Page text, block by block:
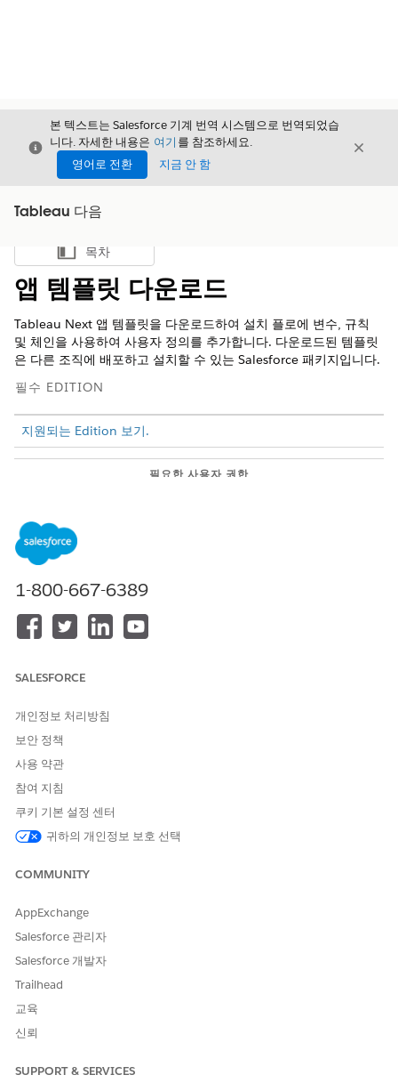
닫기
본 텍스트는 Salesforce 기계 번역 시스템으로 번역되었습
니다. 자세한 내용은 여기 를 참조하세요.
영어로 전환
지금 안 함
닫기
Tableau 다음
목차 표시
목차
앱 템플릿 다운로드
Tableau Next 앱 템플릿을 다운로드하여 설치 플로에 변수, 규칙
및 체인을 사용하여 사용자 정의를 추가합니다. 다운로드된 템플릿
은 다른 조직에 배포하고 설치할 수 있는 Salesforce 패키지입니다.
필수 EDITION
지원되는 Edition 보기.
필요한 사용자 권한
들기, 편집:
템플릿 배포 및 템플릿 파일 사용자 정의에 대한 자세한 내용은
템플릿 페이지에서 다운로드할 템플릿을 선택합니다.
다운로드는 배포할
함하는.zip
영역 파일 및 앱 및 설치를 정의하는 템플릿 파일이 포함되어 있습
니다.
1-800-667-6389
SALESFORCE
개인정보 처리방침
보안 정책
사용 약관
참여 지침
쿠키 기본 설정 센터
귀하의 개인정보 보호 선택
COMMUNITY
AppExchange
Salesforce 관리자
Salesforce 개발자
Trailhead
교육
신뢰
SUPPORT & SERVICES